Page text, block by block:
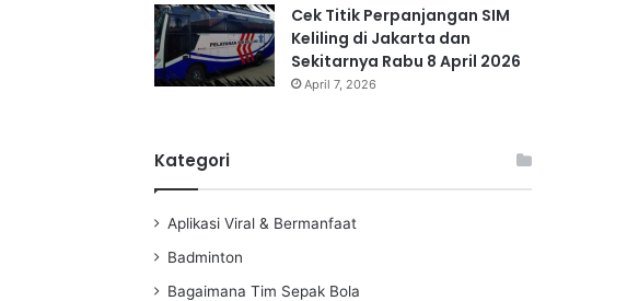
Cek Titik Perpanjangan SIM
Keliling di Jakarta dan
Sekitarnya Rabu 8 April 2026
April 7, 2026
Kategori
Aplikasi Viral & Bermanfaat
Badminton
Bagaimana Tim Sepak Bola